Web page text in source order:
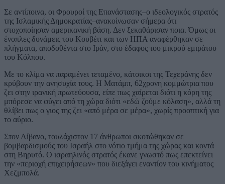
Σε αντίποινα, οι Φρουροί της Επανάστασης–ο ιδεολογικός στρατός
της Ισλαμικής Δημοκρατίας–ανακοίνωσαν σήμερα ότι
στοχοποίησαν αμερικανική βάση. Δεν ξεκαθάρισαν ποια. Όμως οι
ένοπλες δυνάμεις του Κουβέιτ και των ΗΠΑ αναφέρθηκαν σε
πλήγματα, αποδοθέντα στο Ιράν, στο έδαφος του μικρού εμιράτου
του Κόλπου.
Με το κλίμα να παραμένει τεταμένο, κάτοικοι της Τεχεράνης δεν
κρύβουν την ανησυχία τους. Η Ματάμπ, 62χρονη κομμώτρια που
ζει στην ιρανική πρωτεύουσα, είπε πως χαίρεται διότι η κόρη της
μπόρεσε να φύγει από τη χώρα διότι «εδώ ζούμε κόλαση», αλλά τη
θλίβει πως ο γιος της ζει «από μέρα σε μέρα», χωρίς προοπτική για
το αύριο.
Στον Λίβανο, τουλάχιστον 17 άνθρωποι σκοτώθηκαν σε
βομβαρδισμούς του Ισραήλ στο νότιο τμήμα της χώρας και κοντά
στη Βηρυτό. Ο ισραηλινός στρατός έκανε γνωστό πως επεκτείνει
την «περιοχή επιχειρήσεων» που διεξάγει εναντίον του κινήματος
Χεζμπολά.